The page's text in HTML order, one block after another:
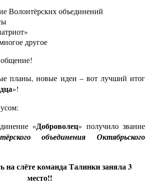
Волонтёрских объединений
другое
планы, новые идеи – вот лучший итог
»!
«Доброволец» получило звание
объединения Октябрьского
на слёте команда Талинки заняла 3
место!!